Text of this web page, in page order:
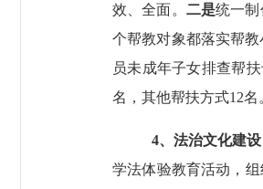
效、全面。 二是统一制
个帮教对象都落实帮
员未成年子女排查帮
名，其他帮扶方式12名
4、 法治文化建
学法体验教育活动，